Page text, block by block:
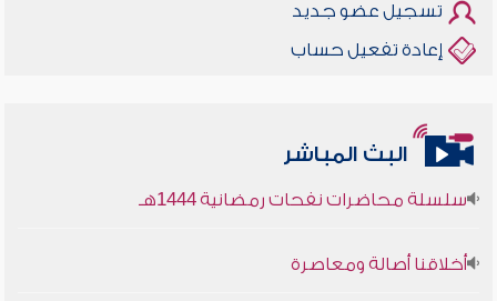
تسجيل عضو جديد
إعادة تفعيل حساب
البث المباشر
وأمنهم من خوف 9
سلسلة محاضرات نفحات رمضانية 1444هـ
أخلاقنا أصالة ومعاصرة